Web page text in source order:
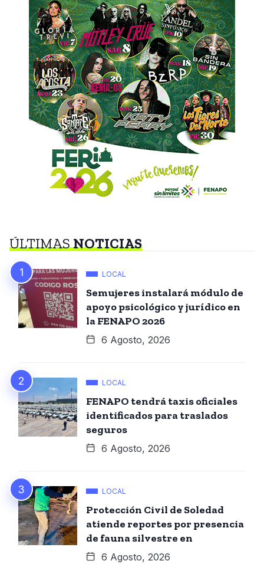
ÚLTIMASNOTICIAS
LOCAL
Semujeres instalará módulo de
apoyo psicológico y jurídico en
la FENAPO 2026
6 Agosto, 2026
LOCAL
FENAPO tendrá taxis oficiales
identificados para traslados
seguros
6 Agosto, 2026
LOCAL
Protección Civil de Soledad
atiende reportes por presencia
de fauna silvestre en
6 Agosto, 2026